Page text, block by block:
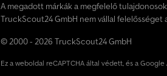
A megadott márkák a megfelelő
TruckScout24 GmbH nem vállal
© 2000 - 2026 TruckScout24 GmbH
Ez a weboldal reCAPTCHA által védett, és a Google